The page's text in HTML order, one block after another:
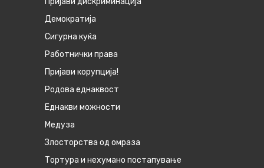
Демократија
Сигурна куќа
Работнички права
Пријави корупција!
Родова еднаквост
Eднакви можности
Медуза
Злосторства од омраза
Тортура и нехумано постапување